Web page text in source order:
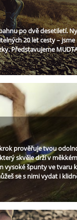
po dvě desetiletí.
20 let cesty –
Představujeme
prověřuje tvou
skvěle drží v
vysoké špunty ve tvaru
se s nimi vydat i